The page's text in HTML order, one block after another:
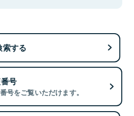
する
号
号をご覧いただけます。